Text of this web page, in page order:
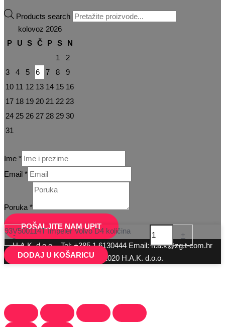
Products search
kolovoz 2026
P
U S Č P S
N
1
2
3
4 5 6 7 8
9
10 11 12 13 14 15 16
17 18 19 20 21 22 23
24 25 26 27 28 29 30
31
Ime *
Email *
Poruka
Poruka *
POŠALJITE NAM UPIT
H.A.K. d.o.o. - Tel: +385 1 6130444 Email: h.a.k@zg.t-com.hr
Copyright © 2020 H.A.K. d.o.o.
-
93V500114T Impeler Volvo D4 količina +
DODAJ U KOŠARICU